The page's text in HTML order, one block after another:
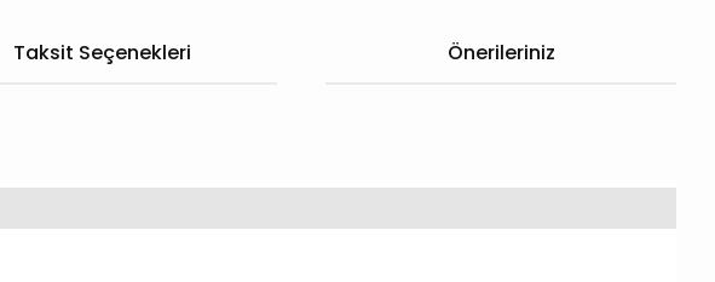
Taksit Seçenekleri Önerileriniz